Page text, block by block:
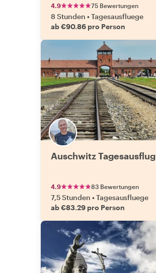
Weinberg
4.9 75 Bewertungen
8 Stunden •Tagesausfluege
ab €90.86 pro Person
Auschwitz Tagesausflug
4.9 83 Bewertungen
7,5 Stunden •Tagesausfluege
ab €83.29 pro Person